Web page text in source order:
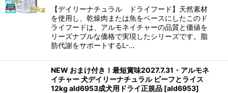
【デイリーナチュラル ドライフード】天然素材
を使用し、乾燥肉または魚をベースにしたこのド
ライフードは、アルモネイチャーの品質と価値を
リーズナブルな価格で実現したシリーズです。脂
肪代謝をサポートするL-…
NEW おまけ付き！最短賞味2027.7.31・アルモネ
イチャー 犬デイリーナチュラル ビーフとライス
12kg ald6953成犬用ドライ正規品 [ald6953]